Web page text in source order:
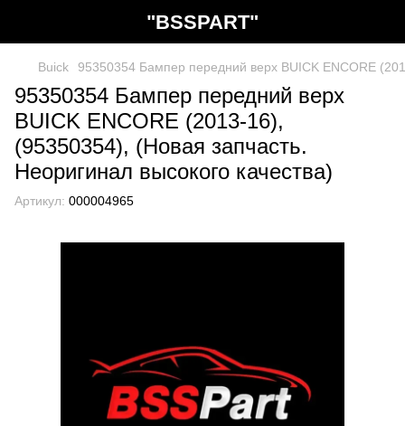
"BSSPART"
Buick 95350354 Бампер передний верх BUICK ENCORE
95350354 Бампер передний верх
BUICK ENCORE (2013-16),
(95350354), (Новая запчасть.
Неоригинал высокого качества)
Артикул: 000004965